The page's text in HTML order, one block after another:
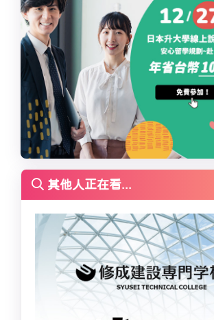
其他人正在看...